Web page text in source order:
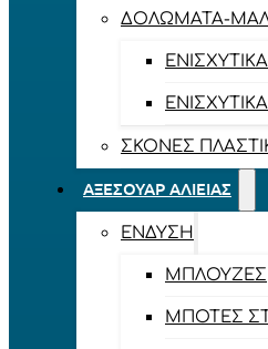
ΔΟΛΏΜΑΤΑ-
ΣΚΌΝΕΣ
ΑΞΕΣΟΥΆΡ ΑΛΙΕΊΑΣ
ΈΝΔΥΣΗ
ΜΠΛΟΎΖΕΣ
ΜΠΌΤΕΣ